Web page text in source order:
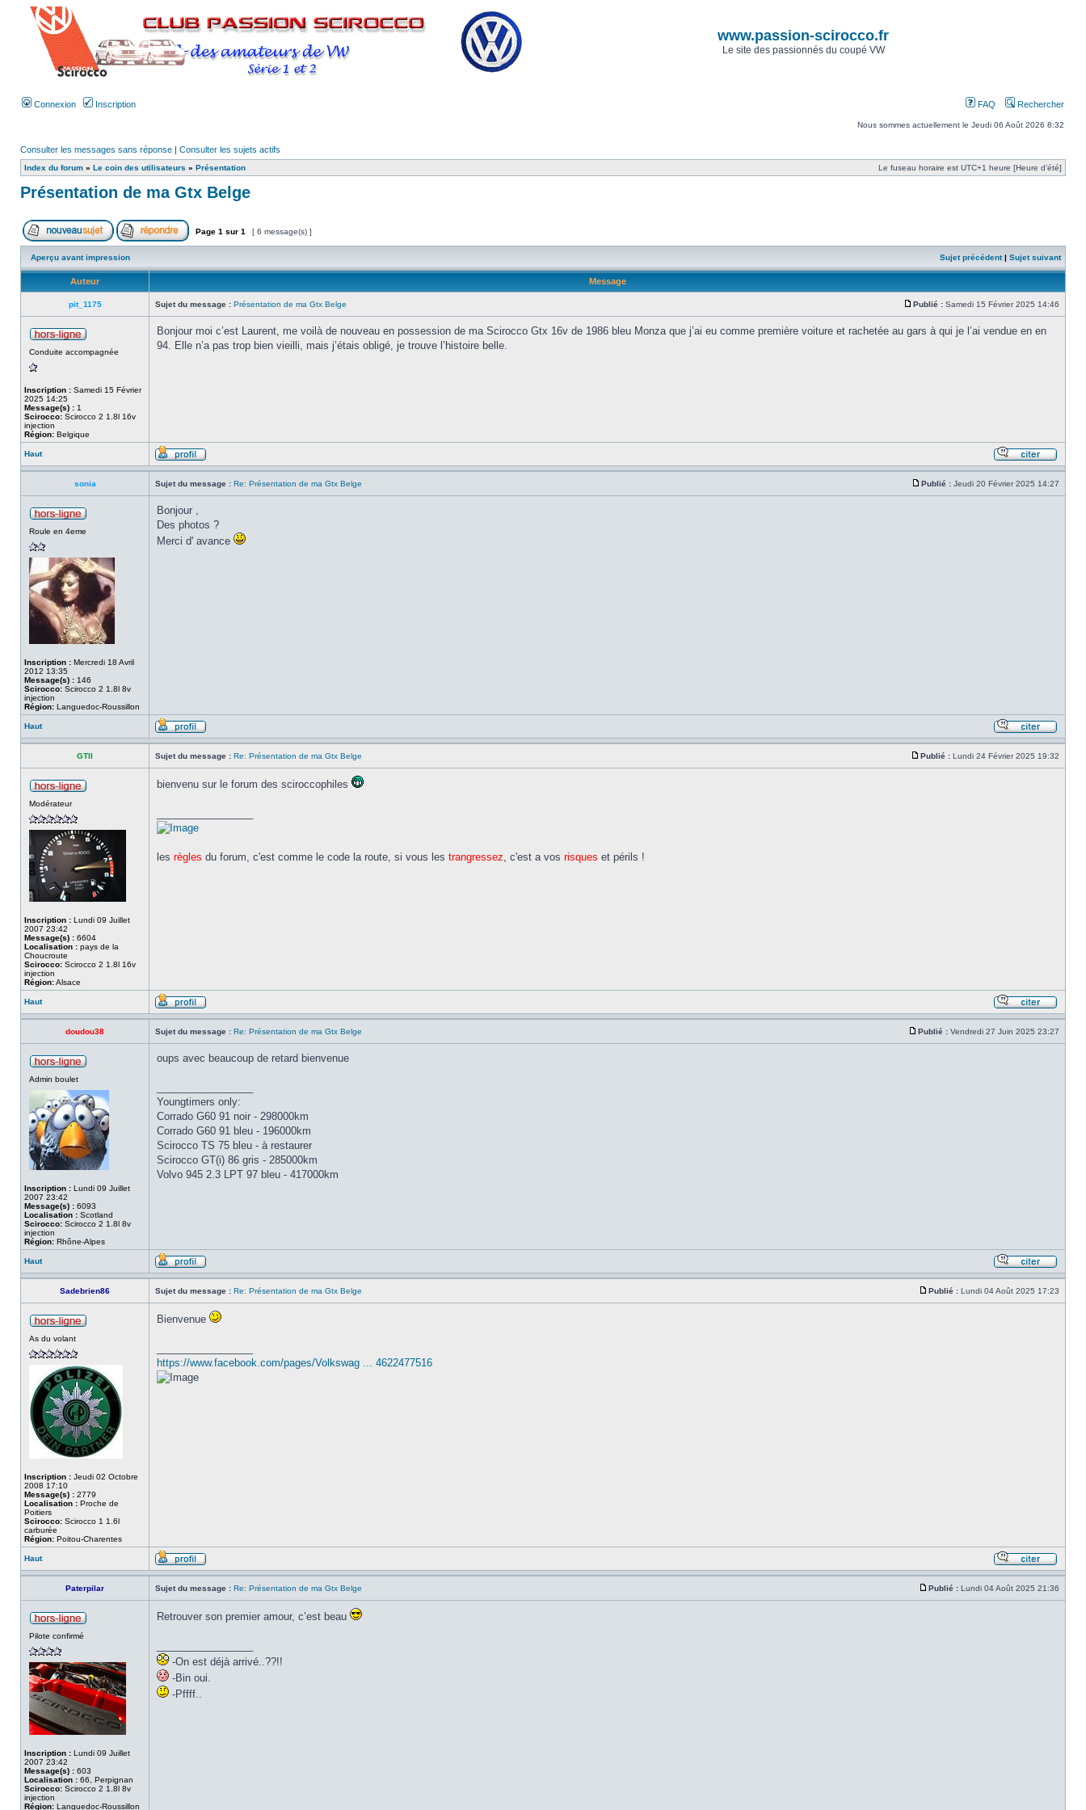
www.passion-scirocco.fr
Le site des passionnés du coupé VW
Connexion Inscription FAQ Rechercher
Nous sommes actuellement le Jeudi 06 Août 2026 8:32
Consulter les messages sans réponse | Consulter les sujets actifs
Index du forum » Le coin des utilisateurs » Présentation Le fuseau horaire est UTC+1 heure [Heure d’été]
Présentation de ma Gtx Belge
Page 1 sur 1 [ 6 message(s) ]
Aperçu avant impression Sujet précédent| Sujet suivant
Auteur Message
pit_1175 Sujet du message : Présentation de ma Gtx Belge Publié : Samedi 15 Février 2025 14:46
Conduite accompagnée
Inscription : Samedi 15 Février
2025 14:25
Message(s) : 1
Scirocco: Scirocco 2 1.8l 16v
injection
Région: Belgique
Bonjour moi c’est Laurent, me voilà de nouveau en possession de ma Scirocco Gtx 16v de 1986 bleu Monza que j’ai eu comme première voiture et rachetée au gars à qui je l’ai vendue en en
94. Elle n’a pas trop bien vieilli, mais j’étais obligé, je trouve l’histoire belle.
Haut
sonia Sujet du message : Re: Présentation de ma Gtx Belge Publié : Jeudi 20 Février 2025 14:27
Roule en 4eme
Inscription : Mercredi 18 Avril
2012 13:35
Message(s) : 146
Scirocco: Scirocco 2 1.8l 8v
injection
Région: Languedoc-Roussillon
Bonjour ,
Des photos ?
Merci d' avance
Haut
GTII Sujet du message : Re: Présentation de ma Gtx Belge Publié : Lundi 24 Février 2025 19:32
Modérateur
Inscription : Lundi 09 Juillet
2007 23:42
Message(s) : 6604
Localisation : pays de la
Choucroute
Scirocco: Scirocco 2 1.8l 16v
injection
Région:Alsace
bienvenu sur le forum des sciroccophiles
les règles du forum, c'est comme le code la route, si vous les trangressez, c'est a vos risques et périls !
Haut
doudou38 Sujet du message : Re: Présentation de ma Gtx Belge Publié : Vendredi 27 Juin 2025 23:27
Admin boulet
Inscription : Lundi 09 Juillet
2007 23:42
Message(s) : 6093
Localisation : Scotland
Scirocco: Scirocco 2 1.8l 8v
injection
Région: Rhône-Alpes
oups avec beaucoup de retard bienvenue
Youngtimers only:
Corrado G60 91 noir - 298000km
Corrado G60 91 bleu - 196000km
Scirocco TS 75 bleu - à restaurer
Scirocco GT(i) 86 gris - 285000km
Volvo 945 2.3 LPT 97 bleu - 417000km
Haut
Sadebrien86 Sujet du message : Re: Présentation de ma Gtx Belge Publié : Lundi 04 Août 2025 17:23
As du volant
Inscription : Jeudi 02 Octobre
2008 17:10
Message(s) : 2779
Localisation : Proche de
Poitiers
Scirocco: Scirocco 1 1.6l
carburée
Région: Poitou-Charentes
Bienvenue
https://www.facebook.com/pages/Volkswag ... 4622477516
Haut
Paterpilar Sujet du message : Re: Présentation de ma Gtx Belge Publié : Lundi 04 Août 2025 21:36
Pilote confirmé
Inscription : Lundi 09 Juillet
2007 23:42
Message(s) : 603
Localisation : 66, Perpignan
Scirocco: Scirocco 2 1.8l 8v
injection
Région: Languedoc-Roussillon
Retrouver son premier amour, c’est beau
-On est déjà arrivé..??!!
-Bin oui.
-Pffff..